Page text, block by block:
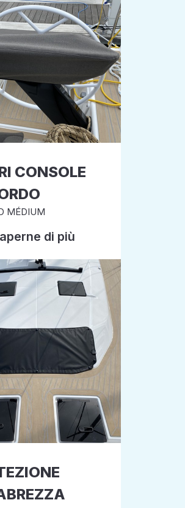
CONSOLE
MÉDIUM
di più